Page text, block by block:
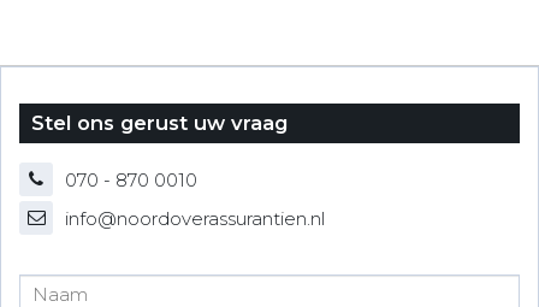
Stel ons gerust uw vraag
070 - 870 0010
info@noordoverassurantien.nl